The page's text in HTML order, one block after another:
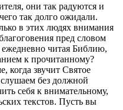
они так радуются и
так долго ожидали.
в этих людях внимания
пред словом
читая Библию,
к прочитанному?
когда звучит Святое
без должной
себя к внимательному,
текстов. Пусть вы